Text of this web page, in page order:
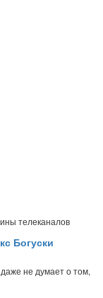
телеканалов
Богуски
не думает о том,